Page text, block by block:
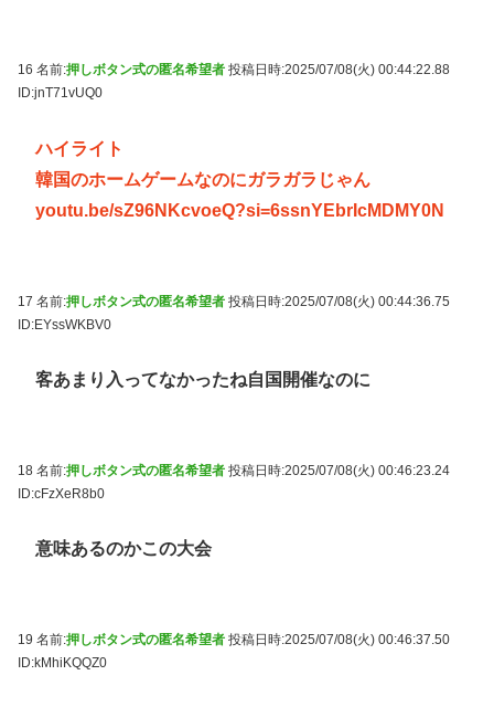
16 名前:押しボタン式の匿名希望者 投稿日時:2025/07/08(火) 00:44:22.88
ID:jnT71vUQ0
ハイライト
韓国のホームゲームなのにガラガラじゃん
youtu.be/sZ96NKcvoeQ?si=6ssnYEbrIcMDMY0N
17 名前:押しボタン式の匿名希望者 投稿日時:2025/07/08(火) 00:44:36.75
ID:EYssWKBV0
客あまり入ってなかったね自国開催なのに
18 名前:押しボタン式の匿名希望者 投稿日時:2025/07/08(火) 00:46:23.24
ID:cFzXeR8b0
意味あるのかこの大会
19 名前:押しボタン式の匿名希望者 投稿日時:2025/07/08(火) 00:46:37.50
ID:kMhiKQQZ0